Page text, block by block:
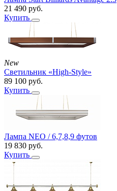
21 490 руб.
Купить
New
Светильник «High-Style»
89 100 руб.
Купить
Лампа NEO / 6,7,8,9 футов
19 830 руб.
Купить